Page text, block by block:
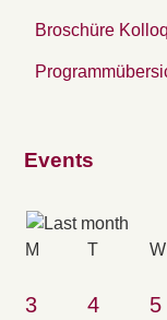
Broschüre
Events
M T W
3
4 5